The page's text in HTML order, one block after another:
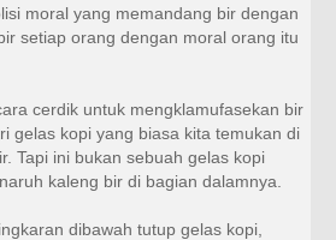
moral yang memandang bir dengan
setiap orang dengan moral orang itu
cerdik untuk mengklamufasekan bir
gelas kopi yang biasa kita temukan di
Tapi ini bukan sebuah gelas kopi
kaleng bir di bagian dalamnya.
dibawah tutup gelas kopi,